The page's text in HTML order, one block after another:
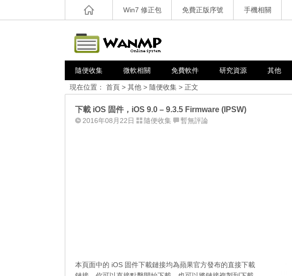
Win7 修正包 免費正版序號 手機相關
隨便收集 微軟相關 免費軟件 研究資源 其他
現在位置： 首頁 > 其他 > 隨便收集 > 正文
下載 iOS 固件，iOS 9.0 – 9.3.5 Firmware (IPSW)
2016年08月22日 隨便收集 暫無評論
本頁面中的 iOS 固件下載鏈接均為蘋果官方發布的直接下載